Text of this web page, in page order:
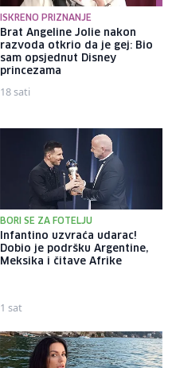
ISKRENO PRIZNANJE
Brat Angeline Jolie nakon
razvoda otkrio da je gej: Bio
sam opsjednut Disney
princezama
18 sati
BORI SE ZA FOTELJU
Infantino uzvraća udarac!
Dobio je podršku Argentine,
Meksika i čitave Afrike
1 sat